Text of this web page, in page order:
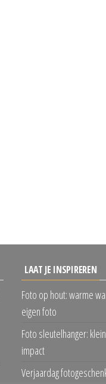
LAAT JE INSPIREREN
Foto op hout: warme
eigen foto
Foto sleutelhanger:
impact
Verjaardag